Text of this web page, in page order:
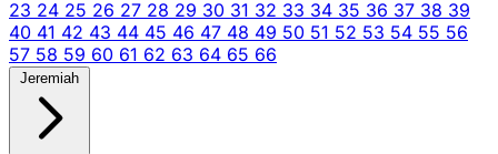
23 24 25 26 27 28 29 30 31 32 33 34 35 36 37 38 39
40 41 42 43 44 45 46 47 48 49 50 51 52 53 54 55 56
57 58 59 60 61 62 63 64 65 66
Jeremiah